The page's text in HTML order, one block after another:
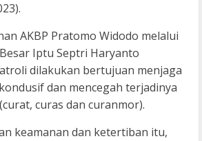
AKBP Pratomo Widodo melalui
Iptu Septri Haryanto
dilakukan bertujuan menjaga
dan mencegah terjadinya
curas dan curanmor).
keamanan dan ketertiban itu,